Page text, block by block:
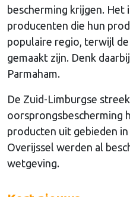
bescherming krijgen. Het
producenten die hun
populaire regio, terwijl
gemaakt zijn. Denk
Parmaham.
De Zuid-Limburgse
oorsprongsbescherming
producten uit gebieden
Overijssel werden al
wetgeving.